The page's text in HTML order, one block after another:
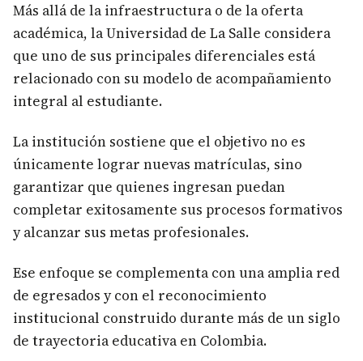
Más allá de la infraestructura o de la oferta
académica, la Universidad de La Salle considera
que uno de sus principales diferenciales está
relacionado con su modelo de acompañamiento
integral al estudiante.
La institución sostiene que el objetivo no es
únicamente lograr nuevas matrículas, sino
garantizar que quienes ingresan puedan
completar exitosamente sus procesos formativos
y alcanzar sus metas profesionales.
Ese enfoque se complementa con una amplia red
de egresados y con el reconocimiento
institucional construido durante más de un siglo
de trayectoria educativa en Colombia.